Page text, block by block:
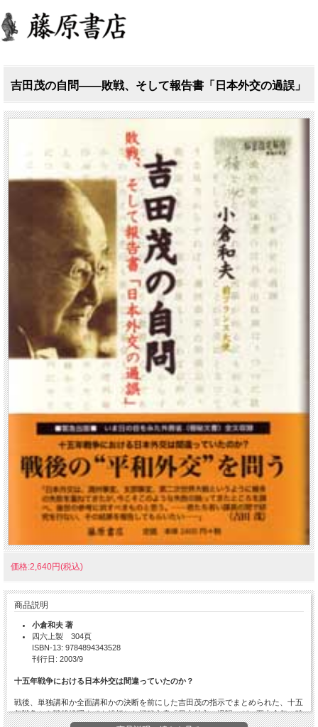
吉田茂の自問――敗戦、そして報告書「日本外交の過誤」
価格:2,640円(税込)
商品説明
小倉和夫 著
四六上製 304頁
ISBN-13: 9784894343528
刊行日: 2003/9
十五年戦争における日本外交は間違っていたのか？
戦後、単独講和か全面講和かの決断を前にした吉田茂の指示でまとめられた、十五
年戦争から戦後処理までを総括した極秘文書「日本外交の過誤」が、五十余年の時
を経て、今初めて姿を現した。外務省きっての知性派の論客が読み解き、現在の日